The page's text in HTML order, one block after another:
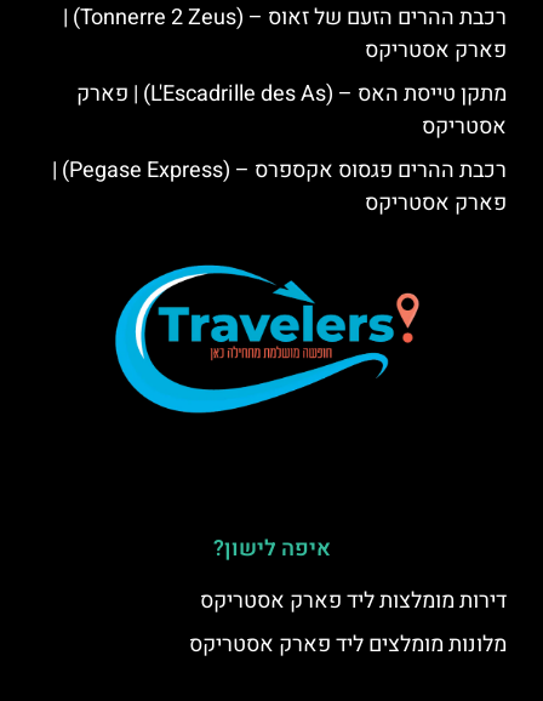
רכבת ההרים הזעם של זאוס – (Tonnerre 2 Zeus) |
פארק אסטריקס
מתקן טייסת האס – (L'Escadrille des As) | פארק
אסטריקס
רכבת ההרים פגסוס אקספרס – (Pegase Express) |
פארק אסטריקס
איפה לישון?
דירות מומלצות ליד פארק אסטריקס
מלונות מומלצים ליד פארק אסטריקס